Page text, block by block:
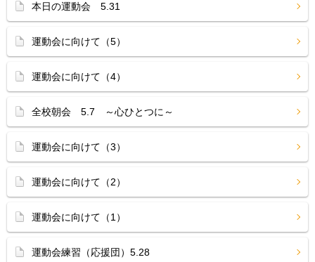
本日の運動会 5.31
運動会に向けて（5）
運動会に向けて（4）
全校朝会 5.7 ～心ひとつに～
運動会に向けて（3）
運動会に向けて（2）
運動会に向けて（1）
運動会練習（応援団）5.28